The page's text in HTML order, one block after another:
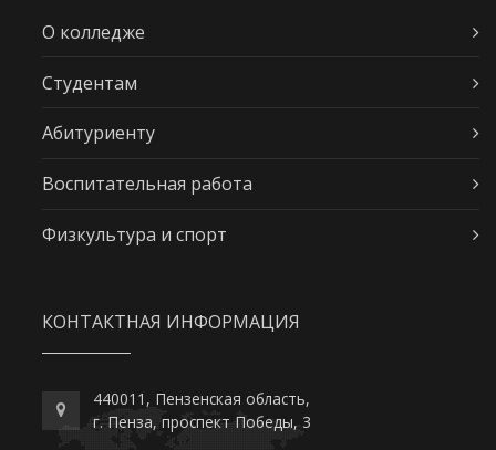
О колледже
Студентам
Абитуриенту
Воспитательная работа
Физкультура и спорт
КОНТАКТНАЯ ИНФОРМАЦИЯ
440011, Пензенская область,
г. Пенза, проспект Победы, 3